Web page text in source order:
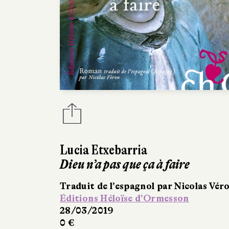
Lucia Etxebarria
Dieu n’a pas que ça à faire
Traduit de l’espagnol par Nicolas
Éditions Héloïse d’Ormesson
28/03/2019
0 €